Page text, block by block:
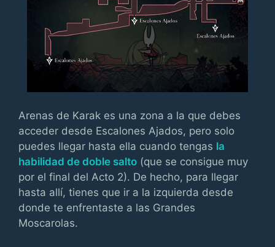
Arenas de Karak es una zona a la que debes
acceder desde Escalones Ajados, pero solo
puedes llegar hasta ella cuando tengas la
habilidad de doble salto (que se consigue muy
por el final del Acto 2). De hecho, para llegar
hasta allí, tienes que ir a la izquierda desde
donde te enfrentaste a las Grandes
Moscarolas.